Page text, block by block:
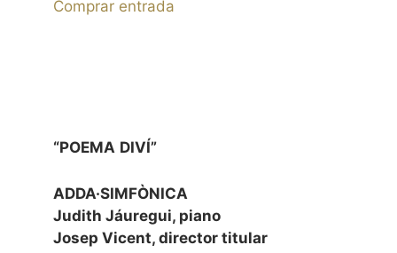
Comprar entrada
“POEMA DIVÍ”
ADDA·SIMFÒNICA
Judith Jáuregui, piano
Josep Vicent, director titular